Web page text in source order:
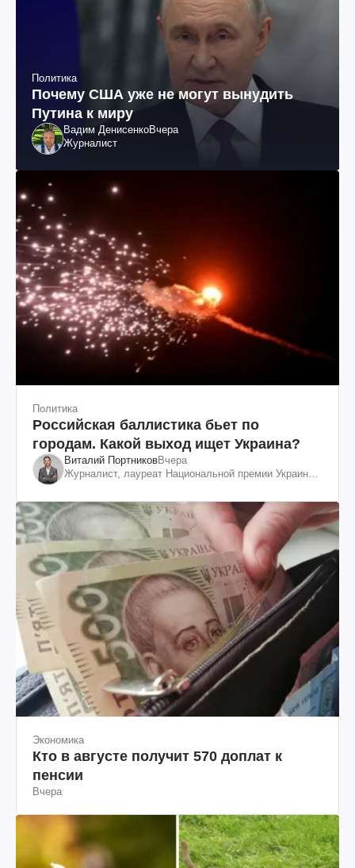
Политика
Почему США уже не могут вынудить
Путина к миру
Вадим ДенисенкоВчера
Журналист
Политика
Российская баллистика бьет по
городам. Какой выход ищет Украина?
Виталий ПортниковВчера
Журналист, лауреат Национальной премии Украины
Экономика
Кто в августе получит 570 доплат к
пенсии
Вчера